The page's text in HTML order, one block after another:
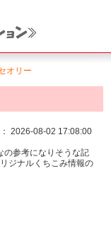
オリー
2026-08-02 17:08:00
の参考になりそうな記
ジナルくちこみ情報の